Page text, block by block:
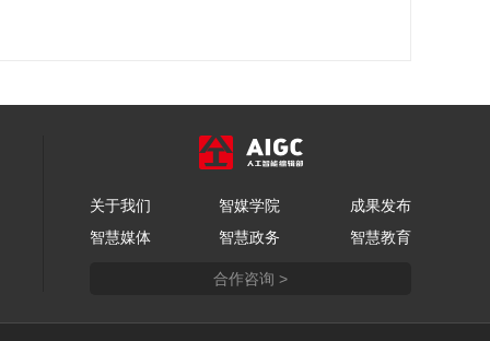
关于我们 智媒学院
成果发布
智慧媒体
智慧政务 智慧教育
合作咨询 >